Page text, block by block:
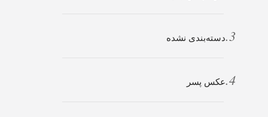
دسته‌بندی نشده
عکس پسر